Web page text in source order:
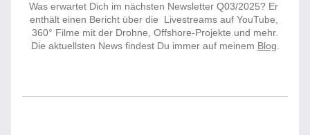
Was erwartet Dich im nächsten Newsletter Q03/2025? Er
enthält einen Bericht über die  Livestreams auf YouTube,
360° Filme mit der Drohne, Offshore-Projekte und mehr.
Die aktuellsten News findest Du immer auf meinem Blog